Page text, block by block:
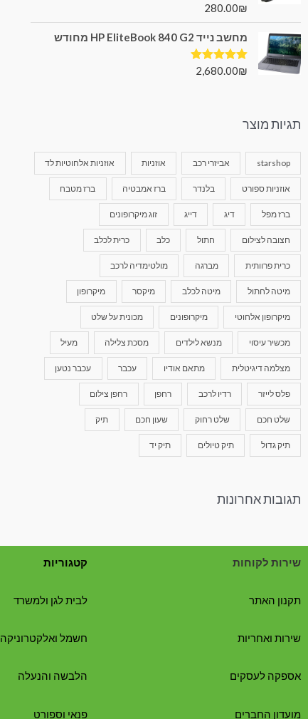
דורג5.00
280.00₪
מחשב נייד HP EliteBook 840 G2 מחודש
דורג5.00
2,680.00₪
תגיות מוצר
starshop אביזרי רכב אוזניות אוזניות אלחוטיות לד
אוזניות ספורט בלנדר ברז אמבטיה ברז מטבח
ברז מפל דיג דייג זוג מיקרופונים
חצובה לצילום חתול כלב כרית לכלב
כרית פרוותית מברגה מולטימדיה לרכב
מיטה לחתול מיטה לכלב מיקסר מיקרופון
מיקרופון אלחוטי מיקרופונים מכונית על שלט
מכשיר עיסוי מנשא לילדים מסכת צלילה מעיל
מצלמה דיגיטלית מתאם אודיו עכבר עכבר נטען
פלס לייזר רדיו לרכב רחפן רחפן צילום
שלט חכם שלט רחוק שעון חכם תיק
תיק גדול תיק טיולים תיק יד
תגובות אחרונות
שירות לקוחות
תקנון האתר
שירות ואחריות
אספקה לעסקים
מועדון החברים
קטגוריות
לבית לגן ולמשרד
חשמל ואלקטרוניקה
הלבשה והנעלה
פנאי וספורט